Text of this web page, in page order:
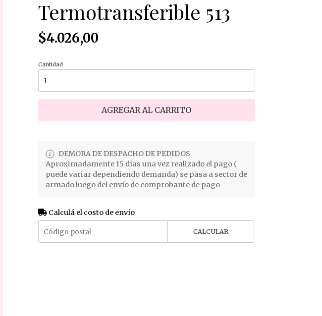
Termotransferible 513
$4.026,00
Cantidad
AGREGAR AL CARRITO
DEMORA DE DESPACHO DE PEDIDOS
Aproximadamente 15 días una vez realizado el pago (
puede variar dependiendo demanda) se pasa a sector de
armado luego del envío de comprobante de pago
Calculá el costo de envío
CALCULAR